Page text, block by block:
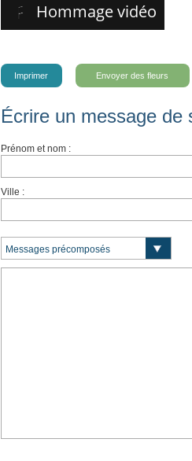
Hommage vidéo
Imprimer Envoyer des fleurs
Écrire un message de
Prénom et nom :
Ville :